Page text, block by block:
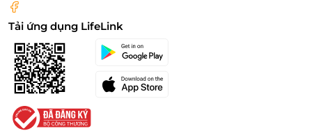
Tải ứng dụng LifeLink